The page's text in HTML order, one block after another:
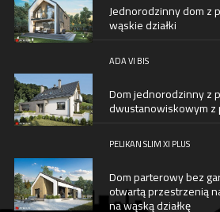
Jednorodzinny dom z
wąskie działki
ADA VI BIS
Dom jednorodzinny z
dwustanowiskowym z
PELIKAN SLIM XI PLUS
Dom parterowy bez
otwartą przestrzenią
na wąską działkę